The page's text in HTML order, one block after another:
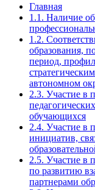
Главная
1.1. Наличие
1.2.
образования,
период,
автономном
2.3. Участие в
обучающихся
2.4. Участие в
инициатив,
2.5. Участие в
по развитию
партнерами